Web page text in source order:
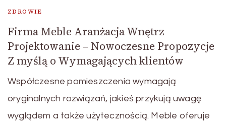
ZDROWIE
Firma Meble Aranżacja Wnętrz
Projektowanie – Nowoczesne Propozycje
Z myślą o Wymagających klientów
Współczesne pomieszczenia wymagają
oryginalnych rozwiązań, jakieś przykują uwagę
wyglądem a także użytecznością. Meble oferuje